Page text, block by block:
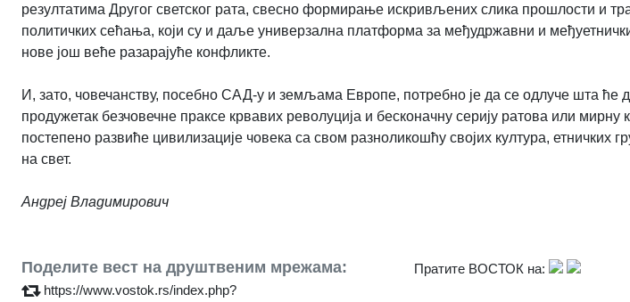
резултатима Другог светског рата, свесно формирање искривљених слика прошлости и
политичких сећања, који су и даље универзална платформа за међудржавни и међуетнички
нове још веће разарајуће конфликте.
И, зато, човечанству, посебно САД-у и земљама Европе, потребно је да се одлуче шта ће
продужетак безчовечне праксе крвавих револуција и бесконачну серију ратова или мирну
постепено развиће цивилизације човека са свом разноликошћу својих култура, етничких
на свет.
Андреј Владимирович
Поделите вест на друштвеним мрежама:
https://www.vostok.rs/index.php?
Пратите ВОСТОК на: